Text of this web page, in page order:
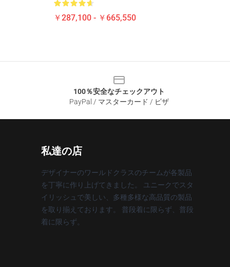
￥287,100 - ￥665,550
100％安全なチェックアウト
PayPal / マスターカード / ビザ
私達の店
デザイナーのワールドクラスのチームが各製品
を丁寧に作り上げてきました。 ユニークでスタ
イリッシュで美しい、多種多様な高品質の製品
を取り揃えております。 普段着に限らず、普段
着に限らず。